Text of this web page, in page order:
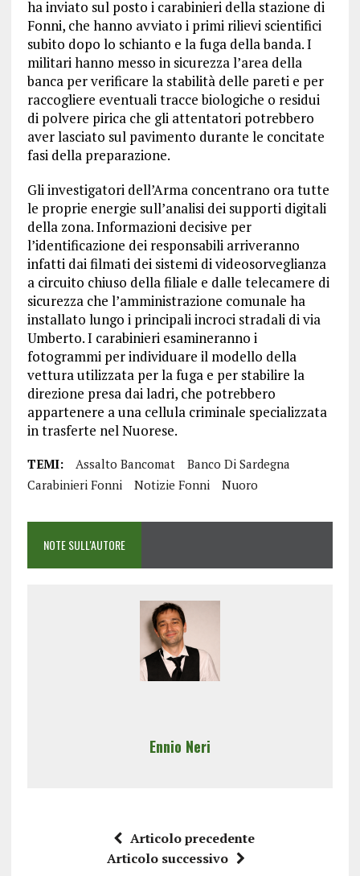
ha inviato sul posto i carabinieri della stazione di
Fonni, che hanno avviato i primi rilievi scientifici
subito dopo lo schianto e la fuga della banda. I
militari hanno messo in sicurezza l’area della
banca per verificare la stabilità delle pareti e per
raccogliere eventuali tracce biologiche o residui
di polvere pirica che gli attentatori potrebbero
aver lasciato sul pavimento durante le concitate
fasi della preparazione.
Gli investigatori dell’Arma concentrano ora tutte
le proprie energie sull’analisi dei supporti digitali
della zona. Informazioni decisive per
l’identificazione dei responsabili arriveranno
infatti dai filmati dei sistemi di videosorveglianza
a circuito chiuso della filiale e dalle telecamere di
sicurezza che l’amministrazione comunale ha
installato lungo i principali incroci stradali di via
Umberto. I carabinieri esamineranno i
fotogrammi per individuare il modello della
vettura utilizzata per la fuga e per stabilire la
direzione presa dai ladri, che potrebbero
appartenere a una cellula criminale specializzata
in trasferte nel Nuorese.
TEMI: Assalto Bancomat
Banco Di Sardegna
Carabinieri Fonni
Notizie Fonni Nuoro
NOTE SULL'AUTORE
Ennio Neri
Articolo precedente
Articolo successivo